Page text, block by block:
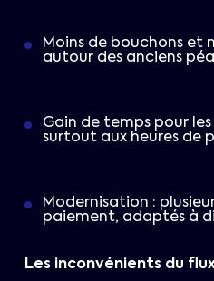
Moins de bouchons et
autour des anciens
Gain de temps pour
surtout aux heures de
Modernisation :
paiement, adaptés à
Les inconvénients du